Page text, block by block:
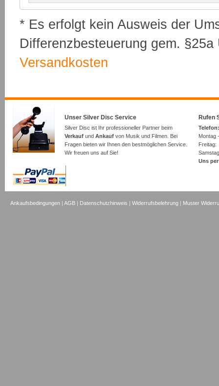
* Es erfolgt kein Ausweis der
Differenzbesteuerung gem.
Versandkosten
Unser Silver Disc Service
Silver Disc ist Ihr professioneller Partner beim
Verkauf und Ankauf von Musik und Filmen. Bei
Fragen bieten wir Ihnen den bestmöglichen Service.
Wir freuen uns auf Sie!
Rufen
Montag
Uns
Ankaufsbedingungen |AGB | Datenschutzhinweis |Widerrufsbelehrung | Muster